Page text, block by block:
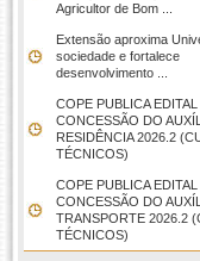
Agricultor de Bom ...
Extensão aproxima
sociedade e fortalece
desenvolvimento ...
COPE PUBLICA
CONCESSÃO DO
RESIDÊNCIA 2026.2
TÉCNICOS)
COPE PUBLICA
CONCESSÃO DO
TRANSPORTE 2026.2
TÉCNICOS)